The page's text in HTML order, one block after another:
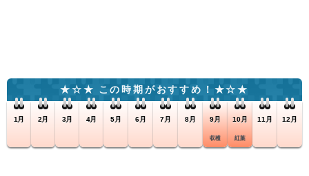
この時期がおすすめ！
1月 2月 3月 4月 5月 6月 7月 8月 9月
収穫
10月
紅葉
11月 12月